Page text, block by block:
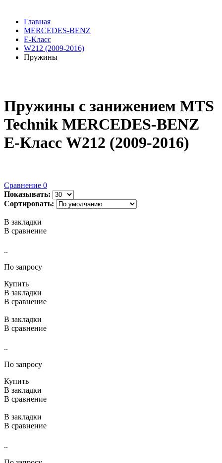
Главная
MERCEDES-BENZ
E-Класс
W212 (2009-2016)
Пружины
Пружины с занижением MTS
Technik MERCEDES-BENZ
E-Класс W212 (2009-2016)
Сравнение 0
Показывать:
Сортировать:
В закладки
В сравнение
..
По запросу
Купить
В закладки
В сравнение
В закладки
В сравнение
..
По запросу
Купить
В закладки
В сравнение
В закладки
В сравнение
..